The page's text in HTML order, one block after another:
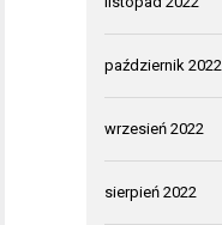
październik 2022
wrzesień 2022
sierpień 2022